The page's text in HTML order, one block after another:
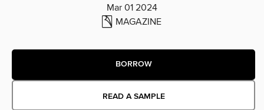
Mar 01 2024
MAGAZINE
BORROW
READ A SAMPLE